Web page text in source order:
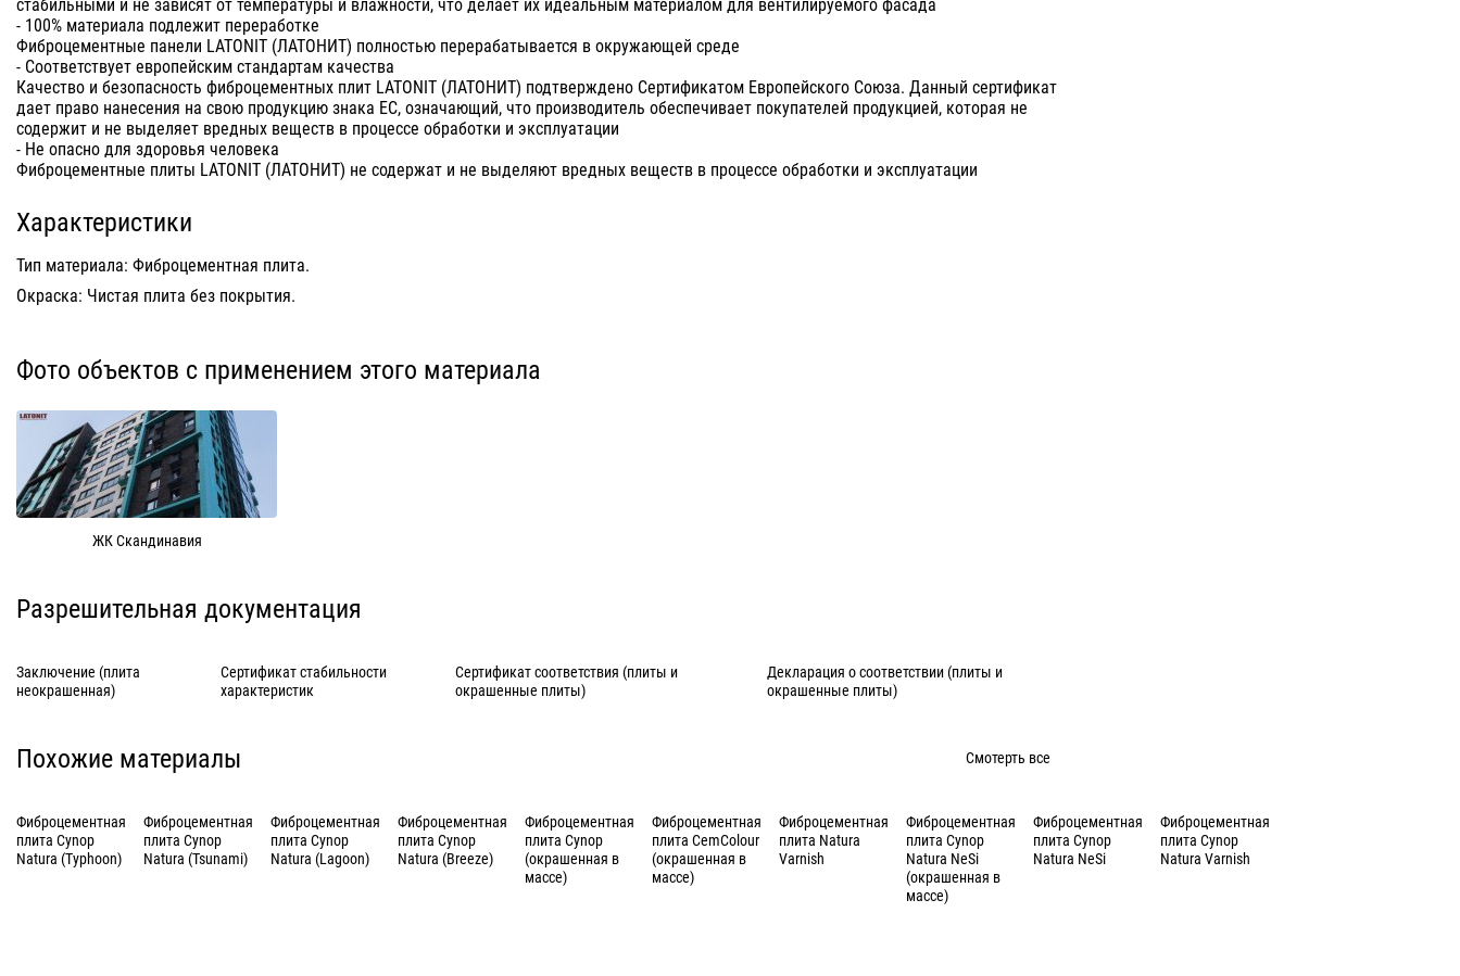
- 100% материала подлежит переработке
Фиброцементные панели LATONIT (ЛАТОНИТ) полностью перерабатывается в окружающей среде
- Соответствует европейским стандартам качества
Качество и безопасность фиброцементных плит LATONIT (ЛАТОНИТ) подтверждено Сертификатом Европейского Союза. Данный сертификат
дает право нанесения на свою продукцию знака ЕС, означающий, что производитель обеспечивает покупателей продукцией, которая не
содержит и не выделяет вредных веществ в процессе обработки и эксплуатации
- Не опасно для здоровья человека
Фиброцементные плиты LATONIT (ЛАТОНИТ) не содержат и не выделяют вредных веществ в процессе обработки и эксплуатации
Характеристики
Тип материала: Фиброцементная плита.
Окраска: Чистая плита без покрытия.
Фото объектов с применением этого материала
ЖК Скандинавия
Разрешительная документация
Заключение (плита
неокрашенная)
Сертификат стабильности
характеристик
Сертификат соответствия (плиты и
окрашенные плиты)
Декларация о соответствии (плиты и
окрашенные плиты)
Похожие материалы Смотерть все
Фиброцементная
плита Cynop
Natura (Typhoon)
Фиброцементная
плита Cynop
Natura (Tsunami)
Фиброцементная
плита Cynop
Natura (Lagoon)
Фиброцементная
плита Cynop
Natura (Breeze)
Фиброцементная
плита Cynop
(окрашенная в
массе)
Фиброцементная
плита CemColour
(окрашенная в
массе)
Фиброцементная
плита Natura
Varnish
Фиброцементная
плита Cynop
Natura NeSi
(окрашенная в
массе)
Фиброцементная
плита Cynop
Natura NeSi
Фиброцементная
плита Cynop
Natura Varnish